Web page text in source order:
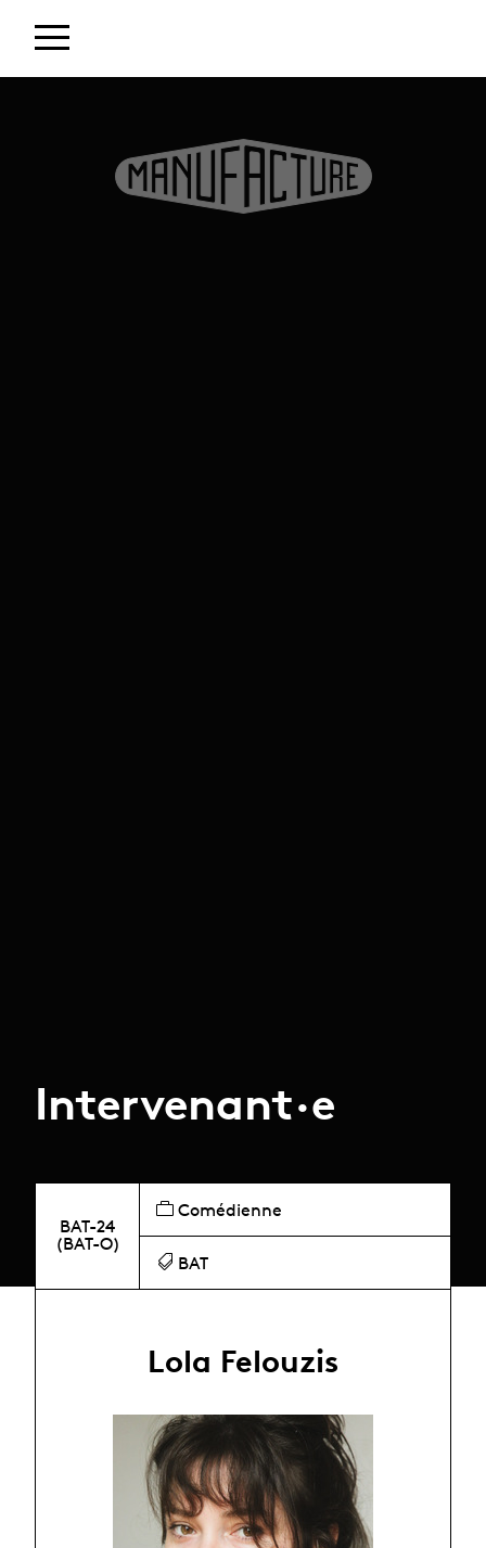
Intervenant·e
BAT-24
(BAT-O)
Comédienne
BAT
Lola Felouzis